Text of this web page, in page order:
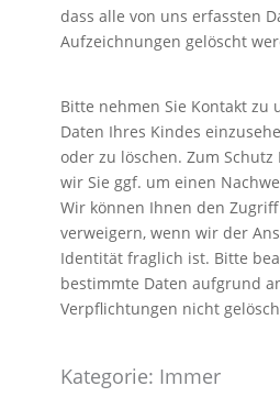
dass alle von uns erfassten
Aufzeichnungen gelöscht
Bitte nehmen Sie Kontakt zu
Daten Ihres Kindes
oder zu löschen. Zum
wir Sie ggf. um einen
Wir können Ihnen den
verweigern, wenn wir der
Identität fraglich ist. Bitte
bestimmte Daten aufgrund
Verpflichtungen nicht
Kategorie: Immer